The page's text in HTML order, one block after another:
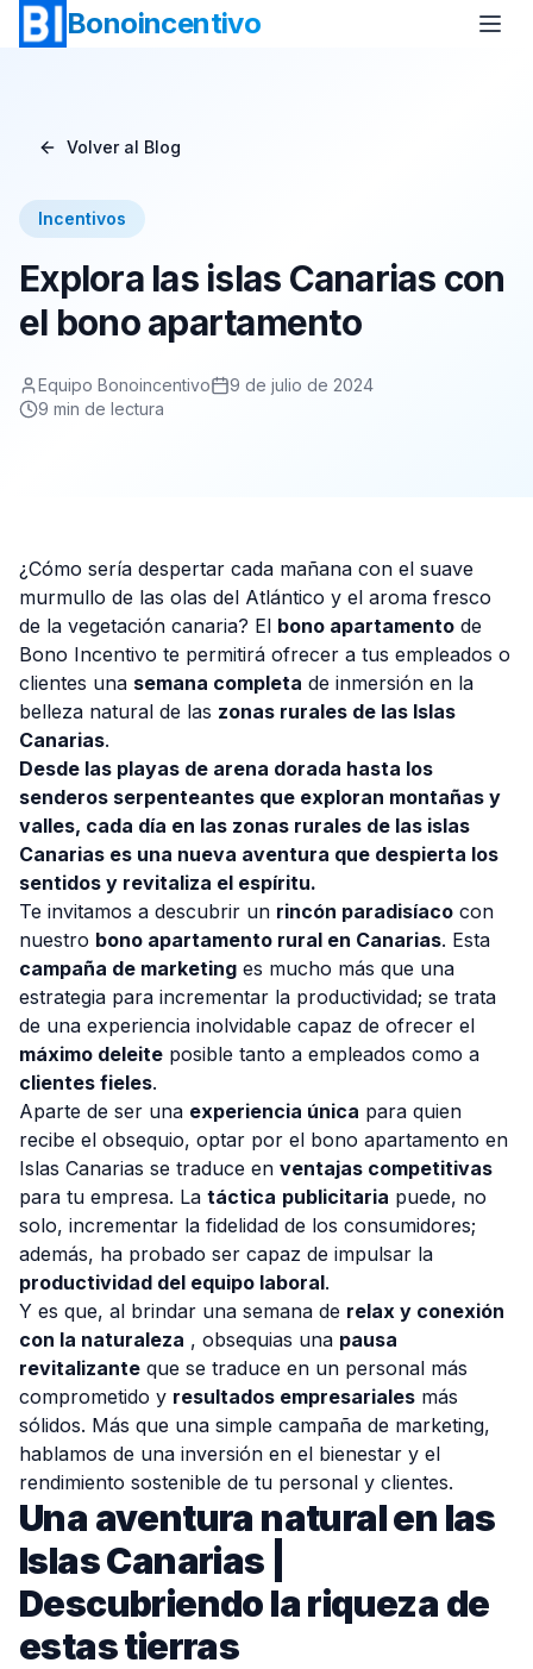
Bonoincentivo
Bono Vuelo
Bono Europa
Consulta Gratis
Volver al Blog
Incentivos
Explora las islas Canarias con
el bono apartamento
Equipo Bonoincentivo
9 de julio de 2024
9 min de lectura
¿Cómo sería despertar cada mañana con el suave
murmullo de las olas del Atlántico y el aroma fresco
de la vegetación canaria? El bono apartamento de
Bono Incentivo te permitirá ofrecer a tus empleados o
clientes una semana completa de inmersión en la
belleza natural de las zonas rurales de las Islas
Canarias.
Desde las playas de arena dorada hasta los
senderos serpenteantes que exploran montañas y
valles, cada día en las zonas rurales de las islas
Canarias es una nueva aventura que despierta los
sentidos y revitaliza el espíritu.
Te invitamos a descubrir un rincón paradisíaco con
nuestro bono apartamento rural en Canarias. Esta
campaña de marketing es mucho más que una
estrategia para incrementar la productividad; se trata
de una experiencia inolvidable capaz de ofrecer el
máximo deleite posible tanto a empleados como a
clientes fieles.
Aparte de ser una experiencia única para quien
recibe el obsequio, optar por el bono apartamento en
Islas Canarias se traduce en ventajas competitivas
para tu empresa. La táctica publicitaria puede, no
solo, incrementar la fidelidad de los consumidores;
además, ha probado ser capaz de impulsar la
productividad del equipo laboral.
Y es que, al brindar una semana de relax y conexión
con la naturaleza , obsequias una pausa
revitalizante que se traduce en un personal más
comprometido y resultados empresariales más
sólidos. Más que una simple campaña de marketing,
hablamos de una inversión en el bienestar y el
rendimiento sostenible de tu personal y clientes.
Una aventura natural en las
Islas Canarias |
Descubriendo la riqueza de
estas tierras